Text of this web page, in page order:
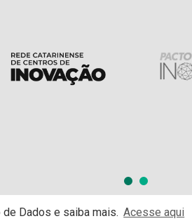
Dados e saiba mais. Acesse aqui
direitos reservados.